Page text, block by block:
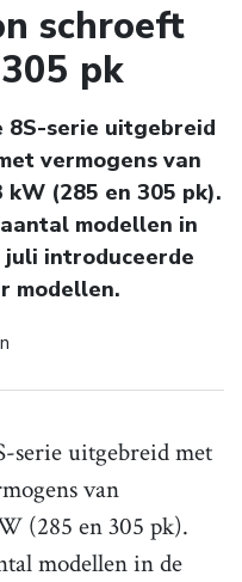
schroeft
pk
8S-serie uitgebreid
vermogens van
(285 en 305 pk).
modellen in
juli introduceerde
modellen.
serie uitgebreid met
van
(285 en 305 pk).
modellen in de